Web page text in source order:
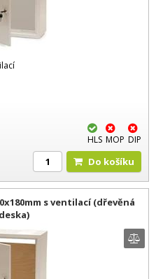
HLS MOP DIP
Do košíku
s ventilací (dřevěná